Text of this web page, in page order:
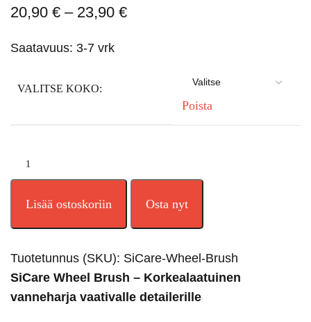
20,90 € – 23,90 €
Saatavuus: 3-7 vrk
VALITSE KOKO:
Poista
Lisää ostoskoriin Osta nyt
Tuotetunnus (SKU): SiCare-Wheel-Brush
SiCare Wheel Brush – Korkealaatuinen
vanneharja vaativalle detailerille